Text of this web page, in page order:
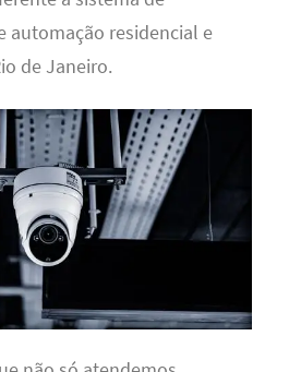
automação residencial e
de Janeiro.